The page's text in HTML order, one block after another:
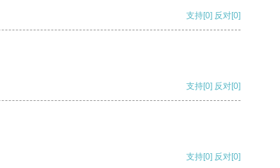
支持[0] 反对[0]
支持[0] 反对[0]
支持[0] 反对[0]